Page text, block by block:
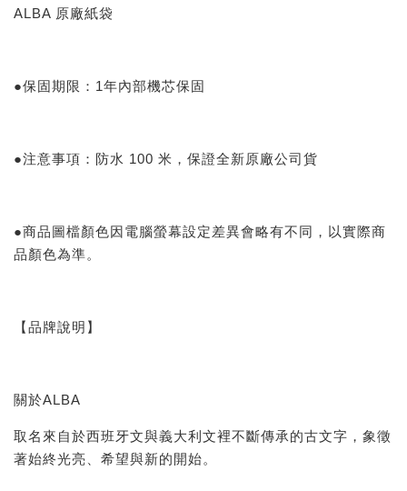
ALBA 原廠紙袋
●保固期限：1年內部機芯保固
●注意事項：防水 100 米，保證全新原廠公司貨
●商品圖檔顏色因電腦螢幕設定差異會略有不同，以實際商
品顏色為準。
【品牌說明】
關於ALBA
取名來自於西班牙文與義大利文裡不斷傳承的古文字，象徵
著始終光亮、希望與新的開始。